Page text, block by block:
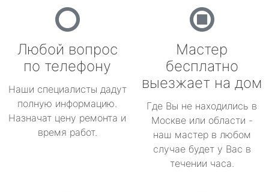
Любой вопрос
по телефону
Наши специалисты дадут
полную информацию.
Назначат цену ремонта и
время работ.
Мастер
бесплатно
выезжает на дом
Где Вы не находились в
Москве или области -
наш мастер в любом
случае будет у Вас в
течении часа.